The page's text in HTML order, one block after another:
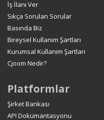
İş İlanı Ver
Sıkça Sorulan Sorular
Basında Biz
Bireysel Kullanım Şartları
Kurumsal Kullanım Şartları
Cjoom Nedir?
Platformlar
Şirket Bankası
API Dokümantasyonu